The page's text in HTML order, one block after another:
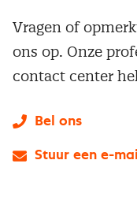
Vragen of
ons op. Onze
contact center
Bel ons
Stuur een e-mail